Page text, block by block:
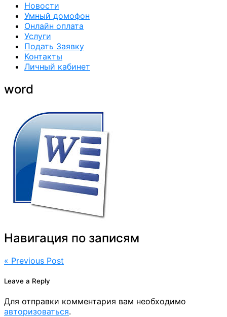
Новости
Умный домофон
Онлайн оплата
Услуги
Подать Заявку
Контакты
Личный кабинет
word
Навигация по записям
« Previous Post
Leave a Reply
Для отправки комментария вам необходимо
авторизоваться.